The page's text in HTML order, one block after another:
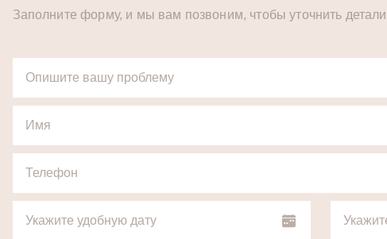
Заполните форму, и мы вам позвоним, чтобы уточнить детали